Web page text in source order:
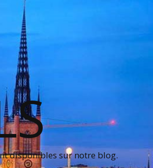
disponibles sur notre blog.